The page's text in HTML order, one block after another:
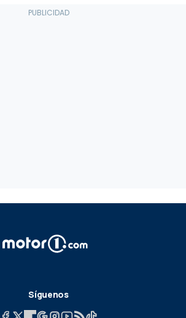
Síguenos